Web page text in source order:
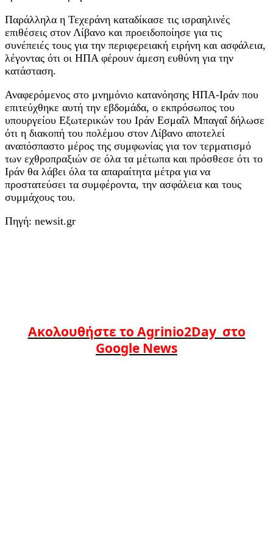
Παράλληλα η Τεχεράνη καταδίκασε τις ισραηλινές
επιθέσεις στον Λίβανο και προειδοποίησε για τις
συνέπειές τους για την περιφερειακή ειρήνη και ασφάλεια,
λέγοντας ότι οι ΗΠΑ φέρουν άμεση ευθύνη για την
κατάσταση.
Αναφερόμενος στο μνημόνιο κατανόησης ΗΠΑ-Ιράν που
επιτεύχθηκε αυτή την εβδομάδα, ο εκπρόσωπος του
υπουργείου Εξωτερικών του Ιράν Εσμαΐλ Μπαγαΐ δήλωσε
ότι η διακοπή του πολέμου στον Λίβανο αποτελεί
αναπόσπαστο μέρος της συμφωνίας για τον τερματισμό
των εχθροπραξιών σε όλα τα μέτωπα και πρόσθεσε ότι το
Ιράν θα λάβει όλα τα απαραίτητα μέτρα για να
προστατεύσει τα συμφέροντα, την ασφάλεια και τους
συμμάχους του.
Πηγή: newsit.gr
Ακολουθήστε το Agrinio2Day στο
Google News